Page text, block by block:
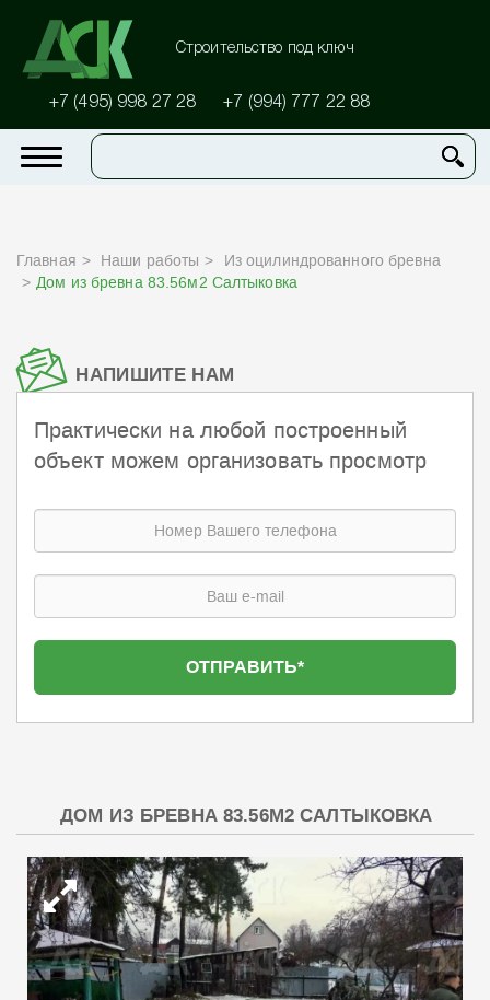
Строительство под ключ
+7 (495) 998 27 28 +7 (994) 777 22 88
Главная Наши работы
Из оцилиндрованного бревна
Дом из бревна 83.56м2 Салтыковка
НАПИШИТЕ НАМ
Практически на любой построенный
объект можем организовать просмотр
ДОМ ИЗ БРЕВНА 83.56М2 САЛТЫКОВКА